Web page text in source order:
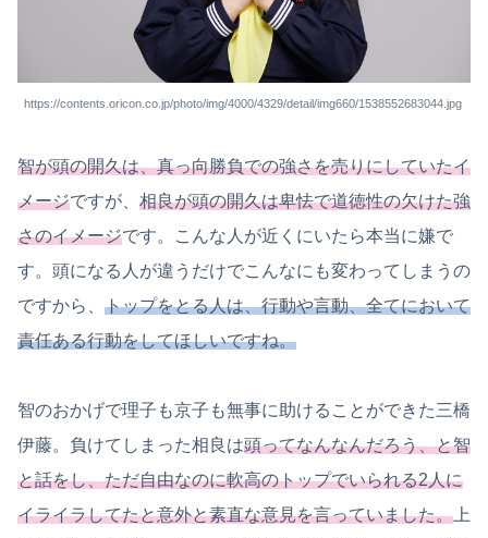
https://contents.oricon.co.jp/photo/img/4000/4329/detail/img660/1538552683044.jpg
智が頭の開久は、真っ向勝負での強さを売りにしていたイ
メージですが、 相良が頭の開久は卑怯で道徳性の欠けた強
さのイメージです。こんな人が近くにいたら本当に嫌で
す。頭になる人が違うだけでこんなにも変わってしまうの
ですから、 トップをとる人は、行動や言動、全てにおいて
責任ある行動をしてほしいですね。
智のおかげで理子も京子も無事に助けることができた三橋
伊藤。負けてしまった相良は頭ってなんなんだろう、と智
と話をし、ただ自由なのに軟高のトップでいられる2人に
イライラしてたと意外と素直な意見を言っていました。 上